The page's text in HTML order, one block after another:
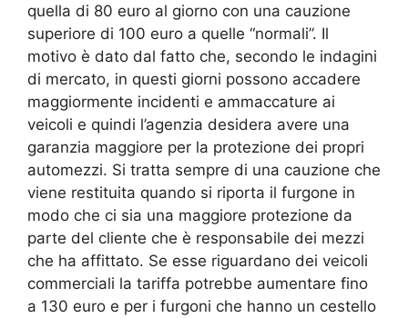
quella di 80 euro al giorno con una cauzione
superiore di 100 euro a quelle “normali”. Il
motivo è dato dal fatto che, secondo le indagini
di mercato, in questi giorni possono accadere
maggiormente incidenti e ammaccature ai
veicoli e quindi l’agenzia desidera avere una
garanzia maggiore per la protezione dei propri
automezzi. Si tratta sempre di una cauzione che
viene restituita quando si riporta il furgone in
modo che ci sia una maggiore protezione da
parte del cliente che è responsabile dei mezzi
che ha affittato. Se esse riguardano dei veicoli
commerciali la tariffa potrebbe aumentare fino
a 130 euro e per i furgoni che hanno un cestello